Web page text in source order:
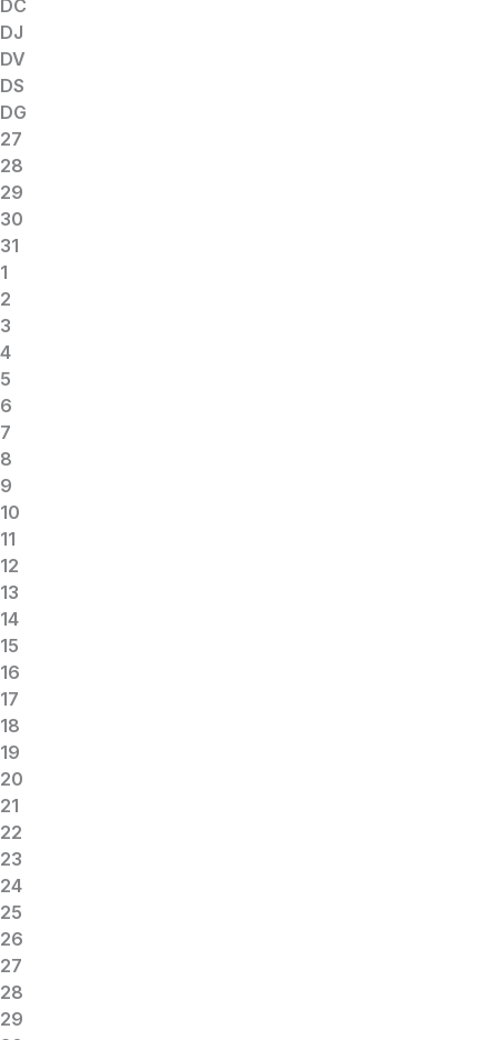
DC
DJ
DV
DS
DG
27
28
29
30
31
1
2
3
4
5
6
7
8
9
10
11
12
13
14
15
16
17
18
19
20
21
22
23
24
25
26
27
28
29